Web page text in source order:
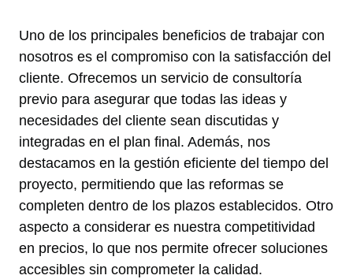
Uno de los principales beneficios de trabajar con
nosotros es el compromiso con la satisfacción del
cliente. Ofrecemos un servicio de consultoría
previo para asegurar que todas las ideas y
necesidades del cliente sean discutidas y
integradas en el plan final. Además, nos
destacamos en la gestión eficiente del tiempo del
proyecto, permitiendo que las reformas se
completen dentro de los plazos establecidos. Otro
aspecto a considerar es nuestra competitividad
en precios, lo que nos permite ofrecer soluciones
accesibles sin comprometer la calidad.